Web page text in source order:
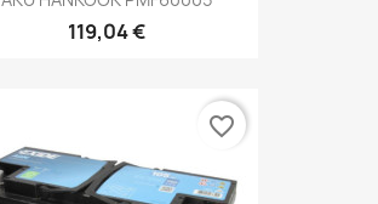
119,04 €
favorite_border